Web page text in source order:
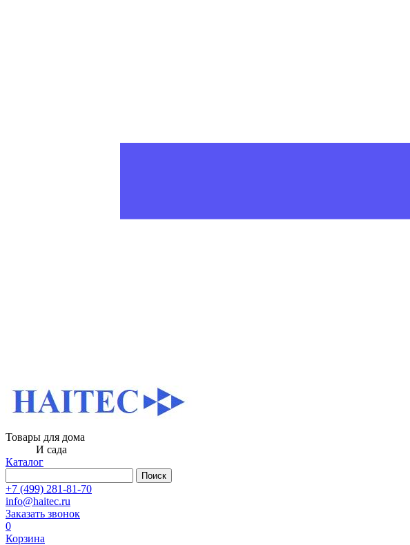
Товары для дома
И сада
Каталог
Поиск
+7 (499) 281-81-70
info@haitec.ru
Заказать звонок
0
Корзина